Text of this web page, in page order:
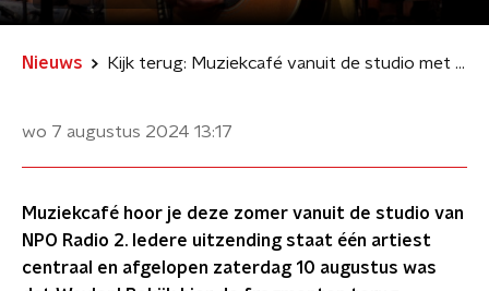
Nieuws Kijk terug: Muziekcafé vanuit de studio met Waylon
wo 7 augustus 2024 13:17
Muziekcafé hoor je deze zomer vanuit de studio van
NPO Radio 2. Iedere uitzending staat één artiest
centraal en afgelopen zaterdag 10 augustus was